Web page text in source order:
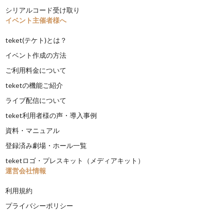
シリアルコード受け取り
イベント主催者様へ
teket(テケト)とは？
イベント作成の方法
ご利用料金について
teketの機能ご紹介
ライブ配信について
teket利用者様の声・導入事例
資料・マニュアル
登録済み劇場・ホール一覧
teketロゴ・プレスキット（メディアキット）
運営会社情報
利用規約
プライバシーポリシー